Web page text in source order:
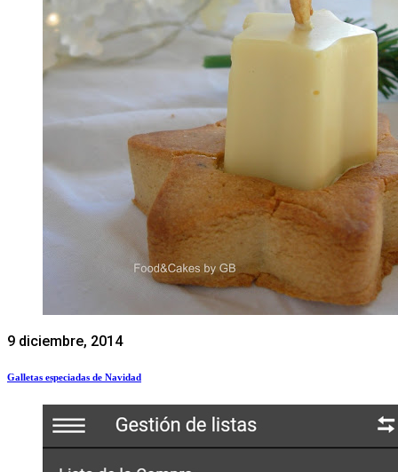
9 diciembre, 2014
Galletas especiadas de Navidad